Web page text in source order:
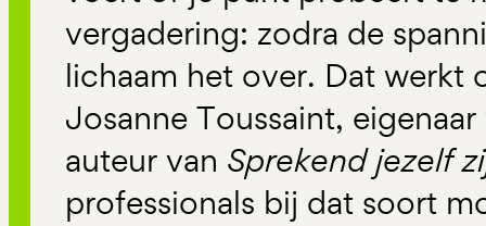
vergadering: zodra de
lichaam het over. Dat werkt
Josanne Toussaint,
auteur van Sprekend jezelf
professionals bij dat soort